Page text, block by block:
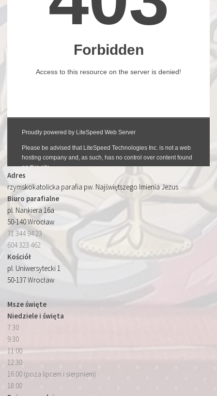
Adres
rzymskokatolicka parafia pw. Najświętszego Imienia Jezus
Biuro parafialne
pl. Nankiera 16a
50-140 Wrocław
71 344 94 23
604 323 462
Kościół
pl. Uniwersytecki 1
50-137 Wrocław
Msze święte
Niedziele i święta
7:30
9:30
11:00
12:30
16:00 (poza lipcem i sierpniem)
18:00